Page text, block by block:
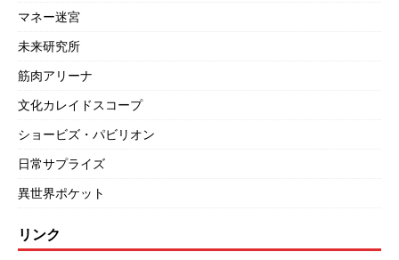
マネー迷宮
未来研究所
筋肉アリーナ
文化カレイドスコープ
ショービズ・パビリオン
日常サプライズ
異世界ポケット
リンク